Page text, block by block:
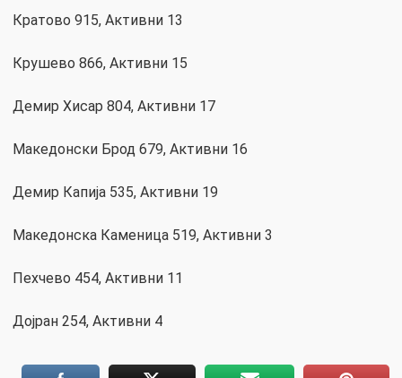
Кратово 915, Активни 13
Крушево 866, Активни 15
Демир Хисар 804, Активни 17
Македонски Брод 679, Активни 16
Демир Капија 535, Активни 19
Македонска Каменица 519, Активни 3
Пехчево 454, Активни 11
Дојран 254, Активни 4